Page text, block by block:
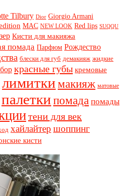
Tilbury Dior Giorgio Armani
MAC NEW LOOK Red lips SUQQU
Кисти для макияжа
помада Парфюм Рождество
блески для губ демакияж жидкие
красные губы кремовые
лимиткимакияж матовые
палеткипомада помады
тени для век
хайлайтер шоппинг
кисти